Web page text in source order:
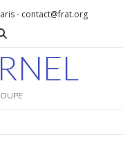
- contact@frat.org